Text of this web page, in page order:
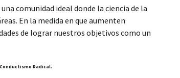
comunidad ideal donde la ciencia de la
En la medida en que aumenten
de lograr nuestros objetivos como un
Conductismo Radical.